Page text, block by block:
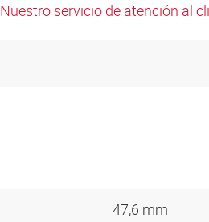
Nuestro servicio de atención al
47,6 mm